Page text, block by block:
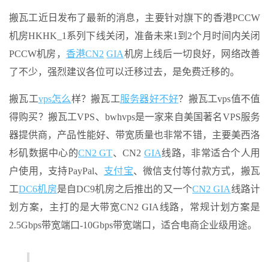
搬瓦工近日发布了最新的消息，主要针对旗下的香港PCCW
机房HKHK_1系列下线关闭，准备未来1到2个月时间内关闭
PCCW机房， 香港CN2 GIA机房上线后一切良好，网络改善
了不少，强烈建议各位可以迁移过去，是免费迁移的。
搬瓦工vps怎么样？搬瓦工服务器好不好？搬瓦工vps值不值
得购买？搬瓦工VPS、bwhvps是一家来自美国著名VPS服务
器提供商，产品性能好、带宽质量也非常不错，主要美西洛
杉矶数据中心的CN2 GT、CN2 GIA线路，非常适合个人用
户使用，支持PayPal、 支付宝、微信支付等付款方式，搬瓦
工DC6机房是自DC9机房之后推出的又一个CN2 GIA 线路计
划方案，主打的是大带宽CN2 GIA线路，常规计划方案是
2.5Gbps带宽端口-10Gbps带宽端口，适合电商企业级用途。